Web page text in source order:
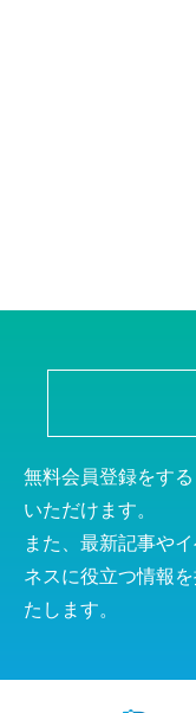
無料会員登録をす
いただけます。
また、最新記事や
ネスに役立つ情報
たします。